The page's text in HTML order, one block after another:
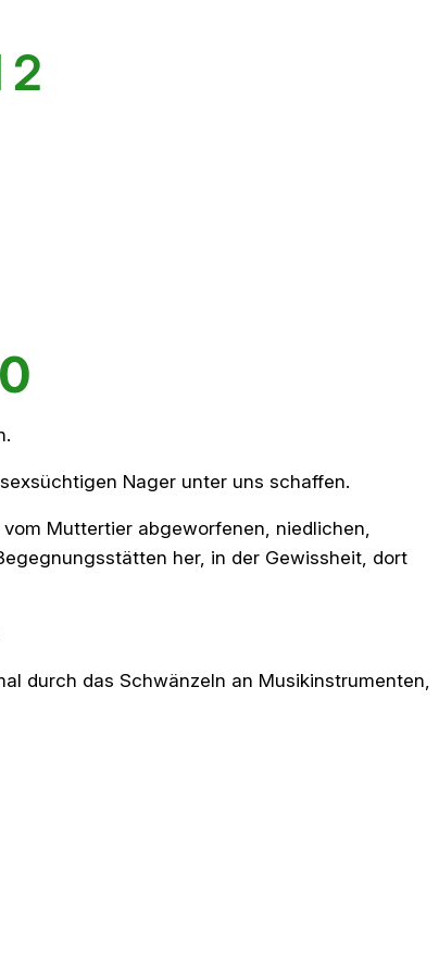
2
Nager unter uns schaffen.
Muttertier abgeworfenen, niedlichen,
her, in der Gewissheit, dort
durch das Schwänzeln an Musikinstrumenten,